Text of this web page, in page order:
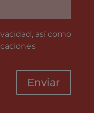
así como
Enviar